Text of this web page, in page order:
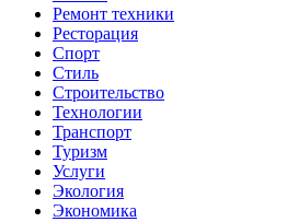
Ремонт техники
Ресторация
Спорт
Стиль
Строительство
Технологии
Транспорт
Туризм
Услуги
Экология
Экономика